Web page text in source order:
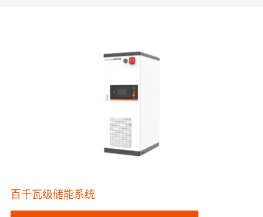
百千瓦级储能系统